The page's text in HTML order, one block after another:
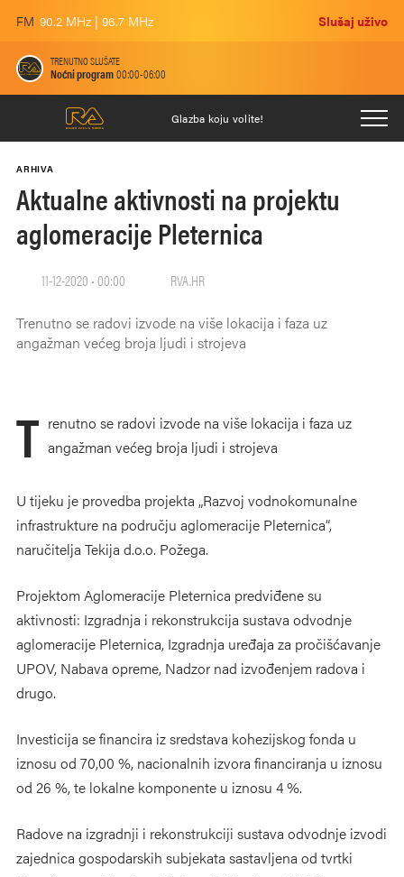
FM 90.2 MHz | 96.7 MHz Slušaj uživo
TRENUTNO SLUŠATE
Noćni program00:00-06:00
Glazba koju volite!
ARHIVA
Aktualne aktivnosti na projektu
aglomeracije Pleternica
11-12-2020 • 00:00 RVA.HR
Trenutno se radovi izvode na više lokacija i faza uz
angažman većeg broja ljudi i strojeva
T renutno se radovi izvode na više lokacija i faza uz
angažman većeg broja ljudi i strojeva
U tijeku je provedba projekta „Razvoj vodnokomunalne
infrastrukture na području aglomeracije Pleternica“,
naručitelja Tekija d.o.o. Požega.
Projektom Aglomeracije Pleternica predviđene su
aktivnosti: Izgradnja i rekonstrukcija sustava odvodnje
aglomeracije Pleternica, Izgradnja uređaja za pročišćavanje
UPOV, Nabava opreme, Nadzor nad izvođenjem radova i
drugo.
Investicija se financira iz sredstava kohezijskog fonda u
iznosu od 70,00 %, nacionalnih izvora financiranja u iznosu
od 26 %, te lokalne komponente u iznosu 4 %.
Radove na izgradnji i rekonstrukciji sustava odvodnje izvodi
zajednica gospodarskih subjekata sastavljena od tvrtki